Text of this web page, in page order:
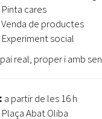
Pinta cares
Venda de productes
Experiment social
real, proper i amb
a partir de les 16 h
Plaça Abat Oliba